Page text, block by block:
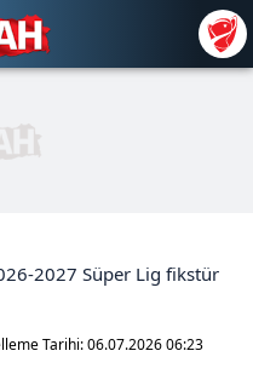
2027 Süper Lig fikstür
Tarihi: 06.07.202606:23